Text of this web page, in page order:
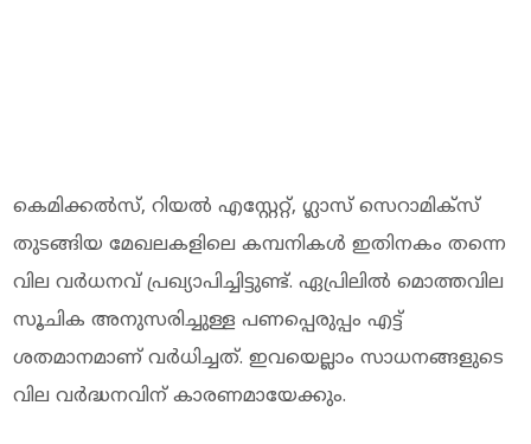
കെമിക്കൽസ്, റിയൽ എസ്റ്റേറ്റ്, ഗ്ലാസ് സെറാമിക്സ്
തുടങ്ങിയ മേഖലകളിലെ കമ്പനികൾ ഇതിനകം തന്നെ
വില വർധനവ് പ്രഖ്യാപിച്ചിട്ടുണ്ട്. ഏപ്രിലിൽ മൊത്തവില
സൂചിക അനുസരിച്ചുള്ള പണപ്പെരുപ്പം എട്ട്
ശതമാനമാണ് വർധിച്ചത്. ഇവയെല്ലാം സാധനങ്ങളുടെ
വില വർദ്ധനവിന് കാരണമായേക്കും.